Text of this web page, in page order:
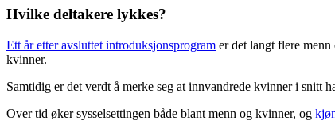
Hvilke deltakere lykkes?
Ett år etter avsluttet introduksjonsprogram er det langt flere
kvinner.
Samtidig er det verdt å merke seg at innvandrede kvinner i snitt
Over tid øker sysselsettingen både blant menn og kvinner, og